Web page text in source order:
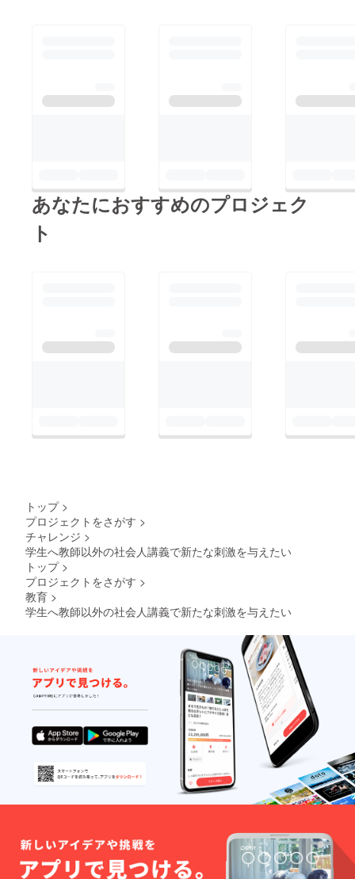
あなたにおすすめのプロジェク
ト
トップ >
プロジェクトをさがす >
チャレンジ >
学生へ教師以外の社会人講義で新たな刺激を与えたい
トップ >
プロジェクトをさがす >
教育 >
学生へ教師以外の社会人講義で新たな刺激を与えたい